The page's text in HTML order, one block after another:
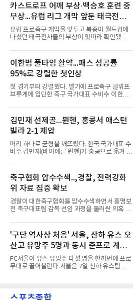
수 뜬공으로 아웃됐고, 5회초에는 루킹 삼진을
당했다. 1-0으로 앞선 8회초 1사에서 대타 도미
닉 스미스와 교체됐다.시즌 후 FA가 되는 김하성
은 올해 1월 빙판길 낙상으로 오른손 중지 힘줄
이 파열돼 5월 중순 복귀했고, 동계 훈련 부족 여
파로 부진이 이어졌다. 지난달
카스트로프 어깨 부상·백승호 훈련 중
부상...유럽 리그 개막 앞둔 태극전사
악재
유럽 프로축구 개막을 앞두고 북중미 월드컵에
나섰던 태극전사들의 부상이 잇따라 확인됐다.
일(한국시간) 옌스 카스트로프가 6일 아마추어
팀 로타흐-에게른과의 친선경기에서 어깨를 다
쳐 당분간 출전이 어렵다고 밝혔다. 그는 후반 교
체 투입돼 두 골을 넣었으나 후반 22분 부상으로
물러났다.독일인 아버지와 한국인 어머니 사이
에서 태어난 카스트로프는 측면 미드필더와 측
면 수비가 가능한 자원으로, 월드컵 남아프리카
은 그가 처음이다. 묀헨글라트바흐는 23일 DFB
포칼 1라운드, 29일 라이프치히
이한범 풀타임 활약...패스 성공률
95%로 강렬한 첫인상
첫 경기부터 강렬했다. 벨기에 프로축구 클뤼프
브루게에 입단한 축구 국가대표 수비수 이한범
뽑혔다.이한범은 8일(한국시간) 벨기에 브뤼헤
의 얀 브레이덜 스타디온에서 열린 코르트레이
크와의 2026-2027 벨기에 주필러리그 1라운드
홈 경기에 선발로 나서 경기 종료까지 뛰었다.출
발 자체가 빨랐다. 2026 북중미 월드컵에서 한국
의 조별리그 3경기를 모두 풀타임으로 소화하며
대표팀 중앙 수비의 주축으로 자리 잡은 그는 덴
선발로 곧장 투입돼 90분을 소화하며 팀의 3-0
완승에 힘을 보탰다.기록도
김민재 선제골...뮌헨, 홍콩서 애스턴
빌라 2-1 제압
머리 하나로 균형을 깨뜨렸다. 한국 국가대표 수
비수 김민재(바이에른 뮌헨)가 홍콩으로 옮겨 열
리에 힘을 보탰다.김민재는 7일(현지시간) 홍콩
카이탁 스포츠파크에서 열린 애스턴 빌라(잉글
랜드)와의 친선경기에서 전반 37분 0의 균형을
깨는 골을 넣었다. 톰 비쇼프가 왼쪽 측면에서 올
린 프리킥에 묘하게 머리를 갖다 대 방향을 바꾸
며 골 그물을 흔들었다.흐름은 좋았다. 제주전에
서 주장 완장을 차고 30여 분을 소화했던 그는
로키로 교체됐다.분데스리가 최다 우승팀(35회)
뮌헨은 프리시즌 아시아
축구협회 압수수색..,경찰, 전력강화
위 자료 집중 확보
경찰이 대한축구협회를 압수수색하면서 홍명보
전 축구대표팀 감독 선임 과정을 둘러싼 의혹 규
비판이 홍 전 감독에게 집중됐지만 경찰의 시선
은 다른 곳을 향한다. 성적 부진과 별개로 선임
과정에 부당함이 있었는지가 수사의 본류다.7일
연합뉴스 취재를 종합하면 서울경찰청 광역수사
단 금융범죄수사대는 전날 축구협회 사무실 등
을 압수수색해 감독 선임 관련 자료를 다수 확보
했다. 특히 감독 후보를 검토해 이사회에 추천하
독을 1순위 후보로 정하고 검증한 과정, 이사회
'구단 역사상 처음' 서울, 산하 유스 오
산고 유망주 5명과 동시 준프로 계
약...ACL2 겨냥
FC서울이 유스 유망주 다섯 명을 한꺼번에 프로
무대로 끌어올린다.서울은 7일 산하 유스팀 서
현·정현웅과 2학년 정하원이 대상이다.오산고의